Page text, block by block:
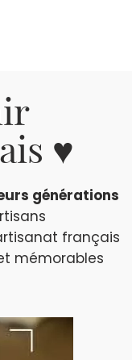
♥
générations
français
mémorables